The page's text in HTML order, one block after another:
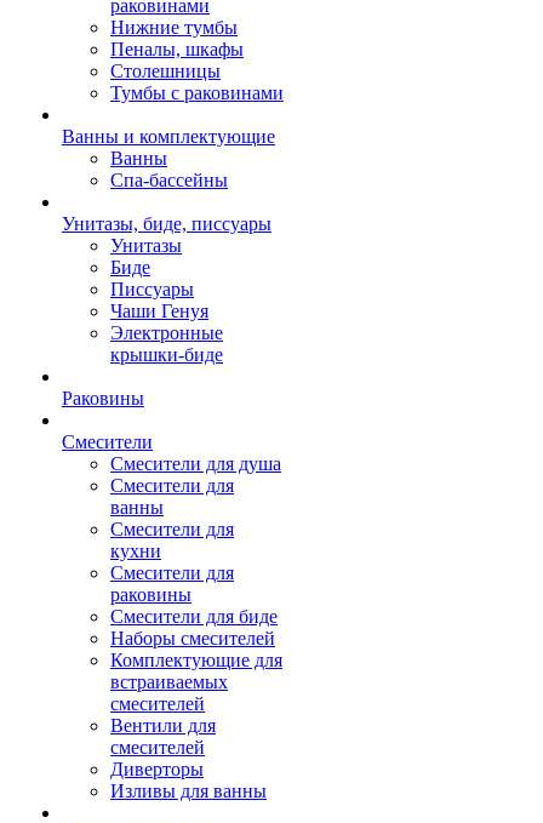
раковинами
Нижние тумбы
Пеналы, шкафы
Столешницы
Тумбы с раковинами
Ванны и комплектующие
Ванны
Спа-бассейны
Унитазы, биде, писсуары
Унитазы
Биде
Писсуары
Чаши Генуя
Электронные
крышки-биде
Раковины
Смесители
Смесители для душа
Смесители для
ванны
Смесители для
кухни
Смесители для
раковины
Смесители для биде
Наборы смесителей
Комплектующие для
встраиваемых
смесителей
Вентили для
смесителей
Диверторы
Изливы для ванны